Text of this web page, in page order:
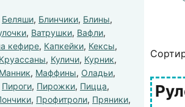
Беляши, Блинчики, Блины,
, Ватрушки, Вафли,
кефире, Капкейки, Кексы,
Круассаны, Куличи, Курник,
Манник, Маффины, Оладьи,
Пироги, Пирожки, Пицца,
, Профитроли, Пряники,